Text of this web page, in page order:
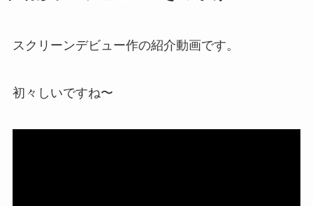
スクリーンデビュー作の紹介動画です。
初々しいですね〜